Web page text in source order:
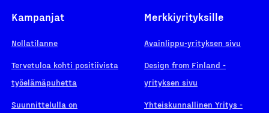
Kampanjat
Nollatilanne
Tervetuloa kohti positiivista
työelämäpuhetta
Suunnittelulla on
Merkkiyrityksille
Avainlippu-yrityksen sivu
Design from Finland -
yrityksen sivu
Yhteiskunnallinen Yritys -